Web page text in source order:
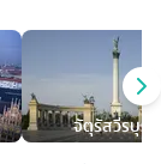
จัตุรัสวีรบุรุษ